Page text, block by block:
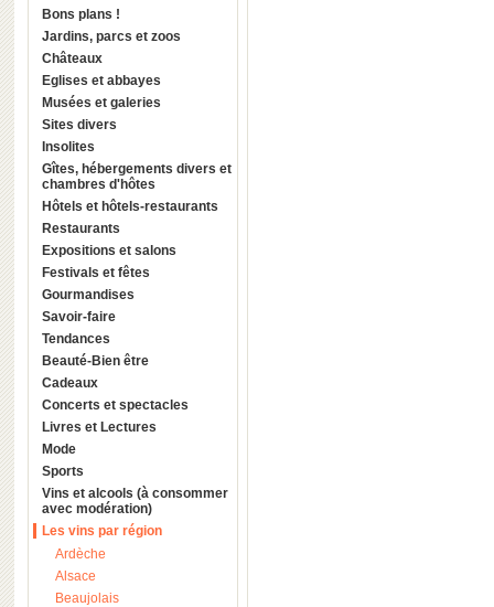
Bons plans !
Jardins, parcs et zoos
Châteaux
Eglises et abbayes
Musées et galeries
Sites divers
Insolites
Gîtes, hébergements divers et
chambres d'hôtes
Hôtels et hôtels-restaurants
Restaurants
Expositions et salons
Festivals et fêtes
Gourmandises
Savoir-faire
Tendances
Beauté-Bien être
Cadeaux
Concerts et spectacles
Livres et Lectures
Mode
Sports
Vins et alcools (à consommer
avec modération)
Les vins par région
Ardèche
Alsace
Beaujolais